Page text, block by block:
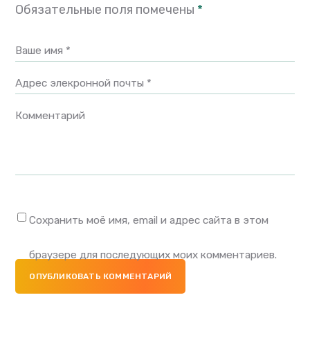
Обязательные поля помечены *
Ваше имя *
Адрес элекронной почты *
Комментарий
Сохранить моё имя, email и адрес сайта в этом
браузере для последующих моих комментариев.
ОПУБЛИКОВАТЬ КОММЕНТАРИЙ